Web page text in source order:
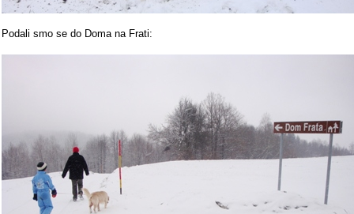
Podali smo se do Doma na Frati: